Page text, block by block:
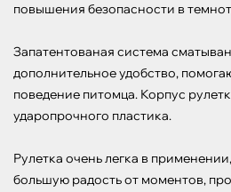
повышения безопасности в
Запатентованая система
дополнительное удобство,
поведение питомца. Корпус
ударопрочного пластика.
Рулетка очень легка в
большую радость от моментов,